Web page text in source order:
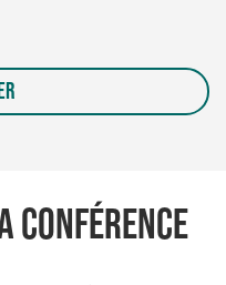
CONFÉRENCE